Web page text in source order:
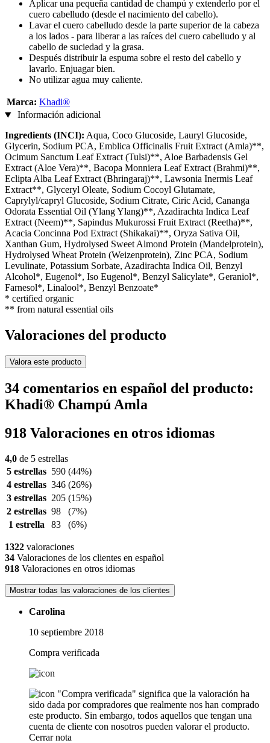
Aplicar una pequeña cantidad de champú y extenderlo por el
cuero cabelludo (desde el nacimiento del cabello).
Lavar el cuero cabelludo desde la parte superior de la cabeza
a los lados - para liberar a las raíces del cuero cabelludo y al
cabello de suciedad y la grasa.
Después distribuir la espuma sobre el resto del cabello y
lavarlo. Enjuagar bien.
No utilizar agua muy caliente.
Marca: Khadi®
Información adicional
Ingredients (INCI): Aqua, Coco Glucoside, Lauryl Glucoside,
Glycerin, Sodium PCA, Emblica Officinalis Fruit Extract (Amla)**,
Ocimum Sanctum Leaf Extract (Tulsi)**, Aloe Barbadensis Gel
Extract (Aloe Vera)**, Bacopa Monniera Leaf Extract (Brahmi)**,
Eclipta Alba Leaf Extract (Bhringaraj)**, Lawsonia Inermis Leaf
Extract**, Glyceryl Oleate, Sodium Cocoyl Glutamate,
Caprylyl/capryl Glucoside, Sodium Citrate, Ciric Acid, Cananga
Odorata Essential Oil (Ylang Ylang)**, Azadirachta Indica Leaf
Extract (Neem)**, Sapindus Mukurossi Fruit Extract (Reetha)**,
Acacia Concinna Pod Extract (Shikakai)**, Oryza Sativa Oil,
Xanthan Gum, Hydrolysed Sweet Almond Protein (Mandelprotein),
Hydrolysed Wheat Protein (Weizenprotein), Zinc PCA, Sodium
Levulinate, Potassium Sorbate, Azadirachta Indica Oil, Benzyl
Alcohol*, Eugenol*, Iso Eugenol*, Benzyl Salicylate*, Geraniol*,
Farnesol*, Linalool*, Benzyl Benzoate*
* certified organic
** from natural essential oils
Valoraciones del producto
Valora este producto
34 comentarios en español del producto:
Khadi® Champú Amla
918 Valoraciones en otros idiomas
4,0 de 5 estrellas
5 estrellas 590 (44%)
4 estrellas 346 (26%)
3 estrellas 205 (15%)
2 estrellas 98
(7%)
1 estrella
83 (6%)
1322 valoraciones
34 Valoraciones de los clientes en español
918 Valoraciones en otros idiomas
Mostrar todas las valoraciones de los clientes
Carolina
10 septiembre 2018
Compra verificada
"Compra verificada" significa que la valoración ha
sido dada por compradores que realmente nos han comprado
este producto. Sin embargo, todos aquellos que tengan una
cuenta de cliente con nosotros pueden valorar el producto.
Cerrar nota